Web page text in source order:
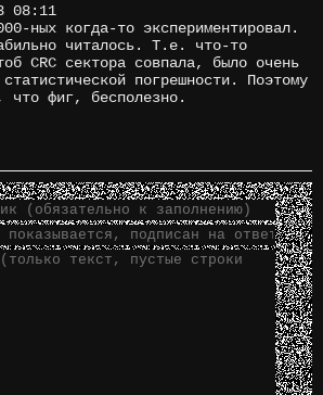
08:11
ных когда-то экспериментировал.
читалось. Т.е. что-то
CRC сектора совпала, было очень
погрешности. Поэтому
что фиг, бесполезно.